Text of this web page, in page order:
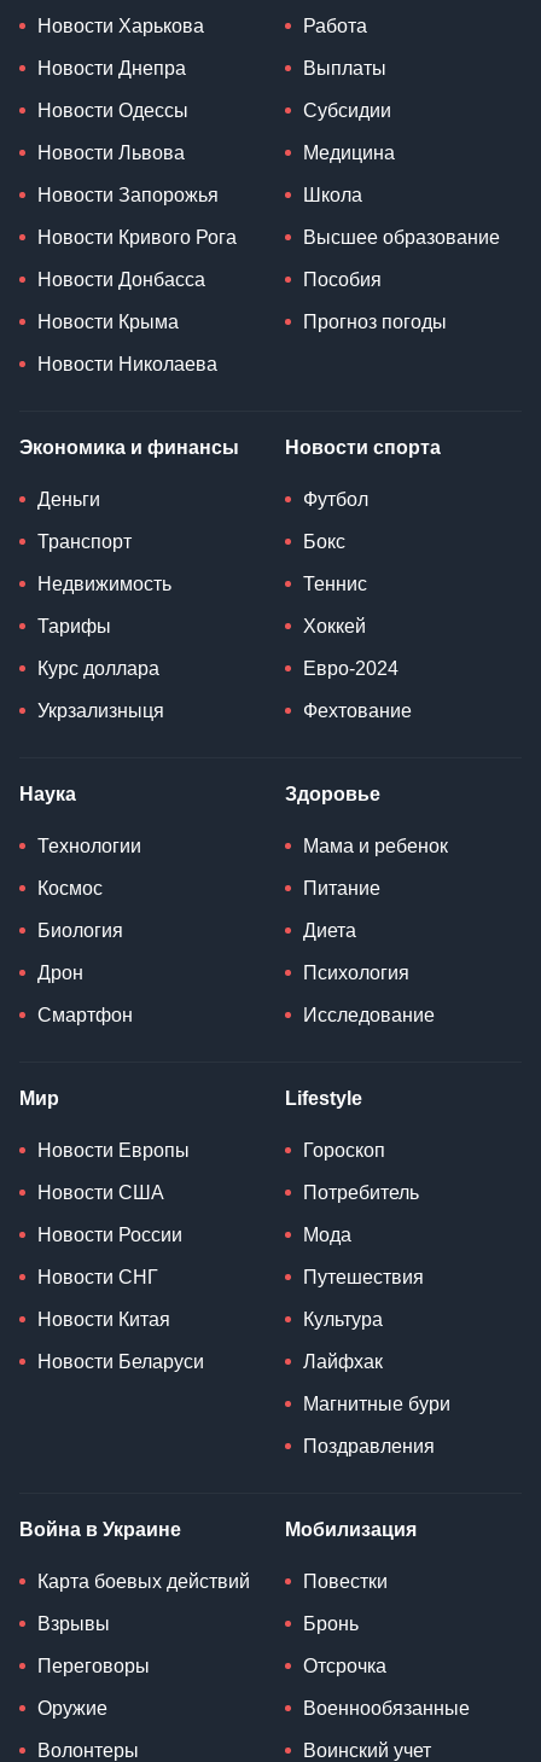
Новости Харькова
Новости Днепра
Новости Одессы
Новости Львова
Новости Запорожья
Новости Кривого Рога
Новости Донбасса
Новости Крыма
Новости Николаева
Работа
Выплаты
Субсидии
Медицина
Школа
Высшее образование
Пособия
Прогноз погоды
Экономика и финансы
Деньги
Транспорт
Недвижимость
Тарифы
Курс доллара
Укрзализныця
Новости спорта
Футбол
Бокс
Теннис
Хоккей
Евро-2024
Фехтование
Наука
Технологии
Космос
Биология
Дрон
Смартфон
Здоровье
Мама и ребенок
Питание
Диета
Психология
Исследование
Мир
Новости Европы
Новости США
Новости России
Новости СНГ
Новости Китая
Новости Беларуси
Lifestyle
Гороскоп
Потребитель
Мода
Путешествия
Культура
Лайфхак
Магнитные бури
Поздравления
Война в Украине
Карта боевых действий
Взрывы
Переговоры
Оружие
Волонтеры
Мобилизация
Повестки
Бронь
Отсрочка
Военнообязанные
Воинский учет